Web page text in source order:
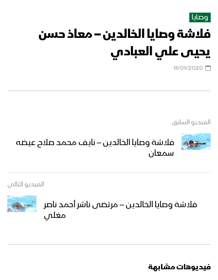
وصايا
فلاشة وصايا الخالدين – معاذ حسن
يحيى علي العبادي
11/01/2020
الفيديو السابق
فلاشة وصايا الخالدين – نايف محمد صلاح عيضه
سمعان
الفيديو التالي
فلاشة وصايا الخالدين – مرتضى ناشر أحمد ناصر
مغلي
فيديوهات مشابهة